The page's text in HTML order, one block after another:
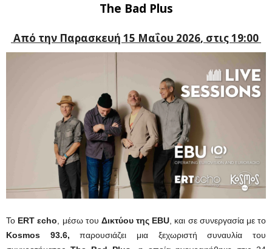
The Bad Plus
Από την Παρασκευή 15 Μαΐου 2026, στις 19:00
Το ERT εcho, μέσω του Δικτύου της EBU, και σε συνεργασία με το
Kosmos 93.6, παρουσιάζει μια ξεχωριστή συναυλία του